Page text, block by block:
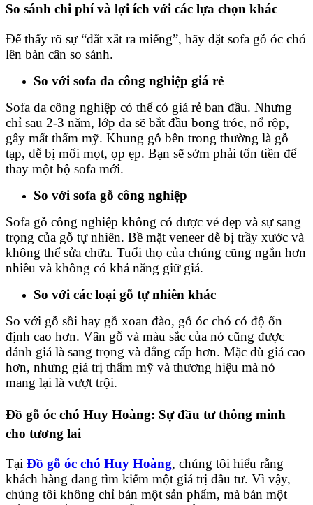
So sánh chi phí và lợi ích với các lựa chọn khác
Để thấy rõ sự “đắt xắt ra miếng”, hãy đặt sofa gỗ óc chó
lên bàn cân so sánh.
So với sofa da công nghiệp giá rẻ
Sofa da công nghiệp có thể có giá rẻ ban đầu. Nhưng
chỉ sau 2-3 năm, lớp da sẽ bắt đầu bong tróc, nổ rộp,
gây mất thẩm mỹ. Khung gỗ bên trong thường là gỗ
tạp, dễ bị mối mọt, ọp ẹp. Bạn sẽ sớm phải tốn tiền để
thay một bộ sofa mới.
So với sofa gỗ công nghiệp
Sofa gỗ công nghiệp không có được vẻ đẹp và sự sang
trọng của gỗ tự nhiên. Bề mặt veneer dễ bị trầy xước và
không thể sửa chữa. Tuổi thọ của chúng cũng ngắn hơn
nhiều và không có khả năng giữ giá.
So với các loại gỗ tự nhiên khác
So với gỗ sồi hay gỗ xoan đào, gỗ óc chó có độ ổn
định cao hơn. Vân gỗ và màu sắc của nó cũng được
đánh giá là sang trọng và đẳng cấp hơn. Mặc dù giá cao
hơn, nhưng giá trị thẩm mỹ và thương hiệu mà nó
mang lại là vượt trội.
Đồ gỗ óc chó Huy Hoàng: Sự đầu tư thông minh
cho tương lai
Tại Đồ gỗ óc chó Huy Hoàng, chúng tôi hiểu rằng
khách hàng đang tìm kiếm một giá trị đầu tư. Vì vậy,
chúng tôi không chỉ bán một sản phẩm, mà bán một